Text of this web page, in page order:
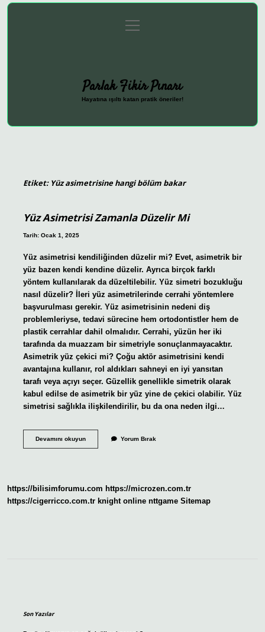
Gizlilik Politikası
menüyü
aç
Parlak Fikir Pınarı
Hayatına ışıltı katan pratik öneriler!
Etiket: Yüz asimetrisine hangi bölüm bakar
Yüz Asimetrisi Zamanla Düzelir Mi
Tarih: Ocak 1, 2025
Yüz asimetrisi kendiliğinden düzelir mi? Evet, asimetrik bir
yüz bazen kendi kendine düzelir. Ayrıca birçok farklı
yöntem kullanılarak da düzeltilebilir. Yüz simetri bozukluğu
nasıl düzelir? İleri yüz asimetrilerinde cerrahi yöntemlere
başvurulması gerekir. Yüz asimetrisinin nedeni diş
problemleriyse, tedavi sürecine hem ortodontistler hem de
plastik cerrahlar dahil olmalıdır. Cerrahi, yüzün her iki
tarafında da muazzam bir simetriyle sonuçlanmayacaktır.
Asimetrik yüz çekici mi? Çoğu aktör asimetrisini kendi
avantajına kullanır, rol aldıkları sahneyi en iyi yansıtan
tarafı veya açıyı seçer. Güzellik genellikle simetrik olarak
kabul edilse de asimetrik bir yüz yine de çekici olabilir. Yüz
simetrisi sağlıkla ilişkilendirilir, bu da ona neden ilgi…
Devamını okuyunYüz
Yorum Bırak
https://bilisimforumu.com https://microzen.com.tr
https://cigerricco.com.tr knight online nttgame Sitemap
Son Yazılar